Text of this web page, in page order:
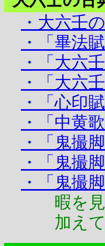
・大六壬
・「畢法
・「大六
・「大六
・「心印
・「中黄
・「鬼撮
・「鬼撮
・「鬼撮
暇を見つ
加えて